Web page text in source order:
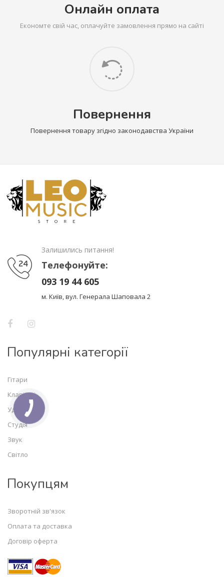
Онлайн оплата
Економте свій час, оплачуйте замовлення прямо на сайті
Повернення
Повернення товару згідно законодавства України
Залишились питання!
Телефонуйте:
093 19 44 605
м. Київ, вул. Генерала Шаповала 2
Популярні категорії
Гітари
Клавішні
Ударні
Студія
Звук
Світло
Покупцям
Зворотній зв'язок
Оплата та доставка
Договір оферта